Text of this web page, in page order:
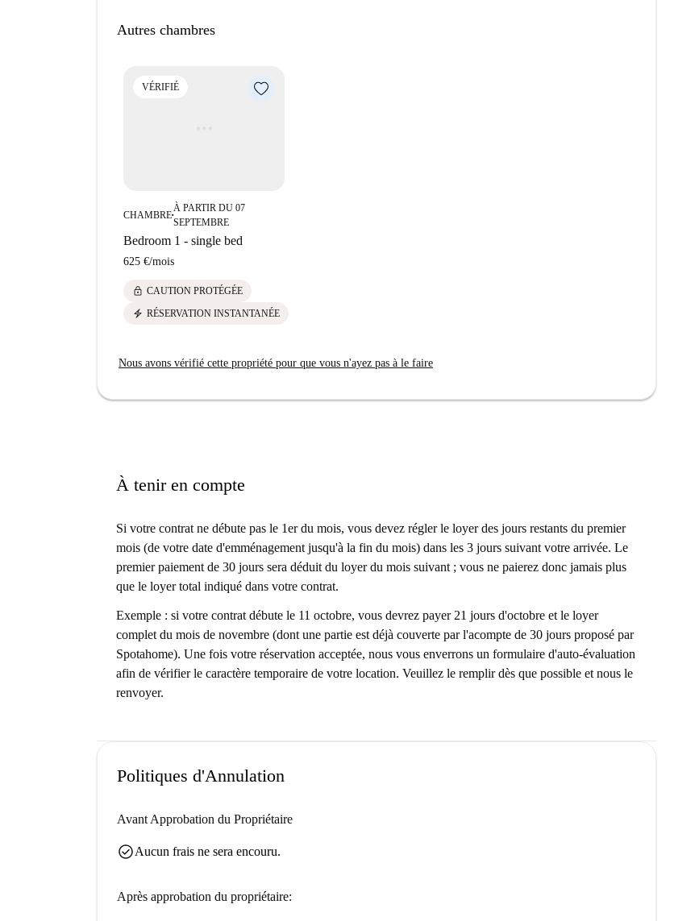
Autres chambres
VÉRIFIÉ
CHAMBRE■
À PARTIR DU 07
SEPTEMBRE
Bedroom 1 - single bed
625 €/mois
lock CAUTION PROTÉGÉE
electric_bolt RÉSERVATION INSTANTANÉE
Nous avons vérifié cette propriété pour que vous n'ayez pas à le faire
À tenir en compte
Si votre contrat ne débute pas le 1er du mois, vous devez régler le loyer des jours restants du premier
mois (de votre date d'emménagement jusqu'à la fin du mois) dans les 3 jours suivant votre arrivée. Le
premier paiement de 30 jours sera déduit du loyer du mois suivant ; vous ne paierez donc jamais plus
que le loyer total indiqué dans votre contrat.
Exemple : si votre contrat débute le 11 octobre, vous devrez payer 21 jours d'octobre et le loyer
complet du mois de novembre (dont une partie est déjà couverte par l'acompte de 30 jours proposé par
Spotahome). Une fois votre réservation acceptée, nous vous enverrons un formulaire d'auto-évaluation
afin de vérifier le caractère temporaire de votre location. Veuillez le remplir dès que possible et nous le
renvoyer.
Politiques d'Annulation
Avant Approbation du Propriétaire
check_circleAucun frais ne sera encouru.
Après approbation du propriétaire: